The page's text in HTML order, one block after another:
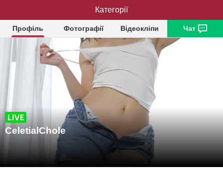
CeletialChole
Профіль Фотографії Відеокліпи Чат
CeletialChole
Категорії